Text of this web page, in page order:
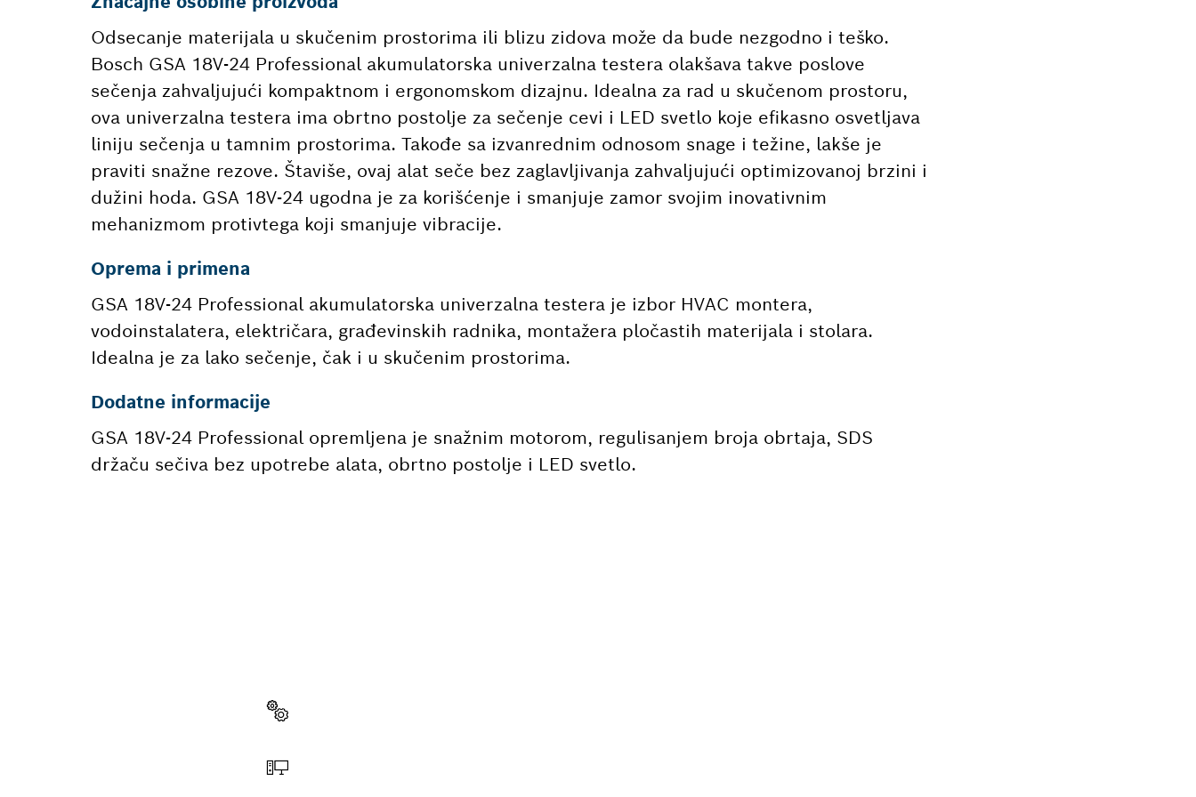
Odsecanje materijala u skučenim prostorima ili blizu zidova može da bude nezgodno i teško.
Bosch GSA 18V-24 Professional akumulatorska univerzalna testera olakšava takve poslove
sečenja zahvaljujući kompaktnom i ergonomskom dizajnu. Idealna za rad u skučenom prostoru,
ova univerzalna testera ima obrtno postolje za sečenje cevi i LED svetlo koje efikasno osvetljava
liniju sečenja u tamnim prostorima. Takođe sa izvanrednim odnosom snage i težine, lakše je
praviti snažne rezove. Štaviše, ovaj alat seče bez zaglavljivanja zahvaljujući optimizovanoj brzini i
dužini hoda. GSA 18V-24 ugodna je za korišćenje i smanjuje zamor svojim inovativnim
mehanizmom protivtega koji smanjuje vibracije.
Oprema i primena
GSA 18V-24 Professional akumulatorska univerzalna testera je izbor HVAC montera,
vodoinstalatera, električara, građevinskih radnika, montažera pločastih materijala i stolara.
Idealna je za lako sečenje, čak i u skučenim prostorima.
Dodatne informacije
GSA 18V-24 Professional opremljena je snažnim motorom, regulisanjem broja obrtaja, SDS
držaču sečiva bez upotrebe alata, obrtno postolje i LED svetlo.